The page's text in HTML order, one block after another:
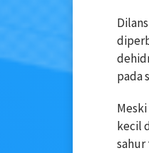
pada
kecil
sahur